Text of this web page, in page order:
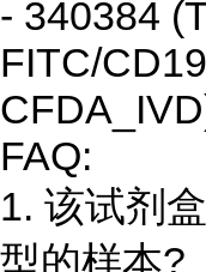
- 340384
FITC/
FAQ:
1. 该试剂
型的样本?